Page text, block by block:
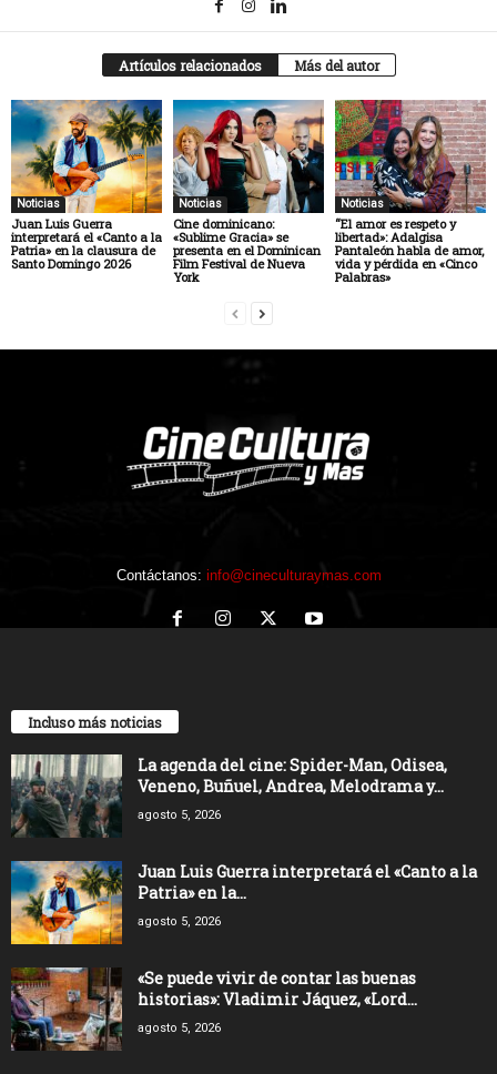
Artículos relacionados Más del autor
Noticias
Juan Luis Guerra
interpretará el «Canto a la
Patria» en la clausura de
Santo Domingo 2026
Noticias
Cine dominicano:
«Sublime Gracia» se
presenta en el Dominican
Film Festival de Nueva
York
Noticias
“El amor es respeto y
libertad»: Adalgisa
Pantaleón habla de amor,
vida y pérdida en «Cinco
Palabras»
Contáctanos: info@cineculturaymas.com
Incluso más noticias
La agenda del cine: Spider-Man, Odisea,
Veneno, Buñuel, Andrea, Melodrama y...
agosto 5, 2026
Juan Luis Guerra interpretará el «Canto a la
Patria» en la...
agosto 5, 2026
«Se puede vivir de contar las buenas
historias»: Vladimir Jáquez, «Lord...
agosto 5, 2026